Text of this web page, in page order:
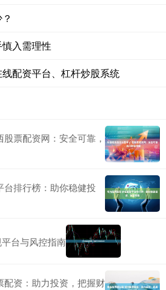
入需理性
配资平台、杠杆炒股系统
票配资网：安全可靠，
台排行榜：助你稳健投
台与风控指南
资：助力投资，把握财